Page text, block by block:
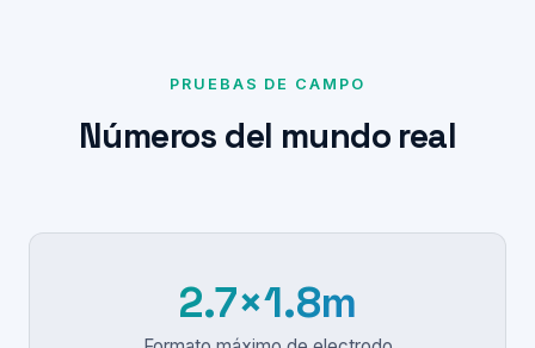
PRUEBAS DE CAMPO
Números del mundo real
2.7×1.8m